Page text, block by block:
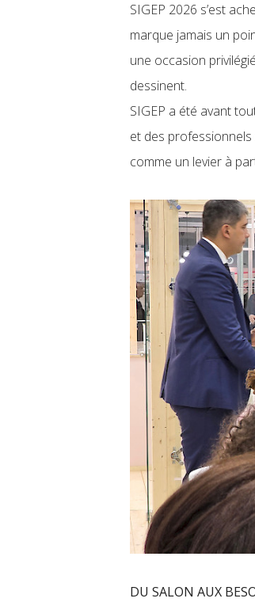
SIGEP 2026 s’est
marque jamais un
une occasion
dessinent.
SIGEP a été avant
et des
comme un levier à
DU SALON AUX